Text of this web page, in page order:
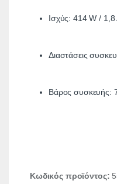
Ισχύς: 414 W / 1,8
Διαστάσεις
Βάρος συσκευής:
Κωδικός προϊόντος: